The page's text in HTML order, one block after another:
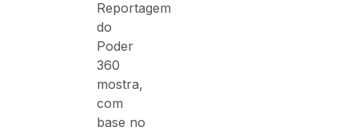
Reportagem
do
Poder
360
mostra,
com
base no